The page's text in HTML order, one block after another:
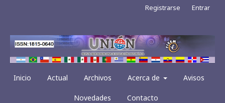
Inicio Actual Archivos Acerca de Avisos
Novedades Contacto
Registrarse Entrar